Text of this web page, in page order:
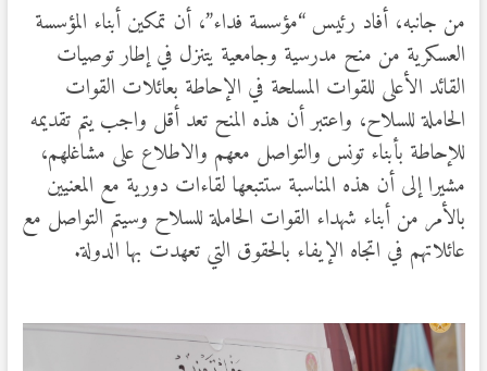
من جانبه، أفاد رئيس “مؤسسة فداء”، أن تمكين أبناء المؤسسة
العسكرية من منح مدرسية وجامعية يتنزل في إطار توصيات
القائد الأعلى للقوات المسلحة في الإحاطة بعائلات القوات
الحاملة للسلاح، واعتبر أن هذه المنح تعد أقل واجب يتم تقديمه
للإحاطة بأبناء تونس والتواصل معهم والاطلاع على مشاغلهم،
مشيرا إلى أن هذه المناسبة ستتبعها لقاءات دورية مع المعنيين
بالأمر من أبناء شهداء القوات الحاملة للسلاح وسيتم التواصل مع
عائلاتهم في اتجاه الإيفاء بالحقوق التي تعهدت بها الدولة.